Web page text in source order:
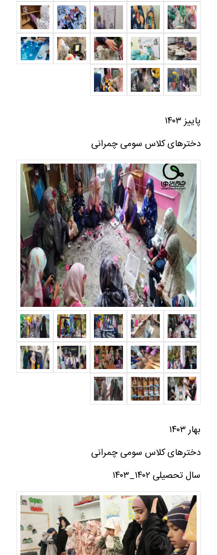
پاییز ۱۴۰۳
دخترهای کلاس سومی چمرانی
بهار ۱۴۰۳
دخترهای کلاس سومی چمرانی
سال تحصیلی ۱۴۰۲_۱۴۰۳